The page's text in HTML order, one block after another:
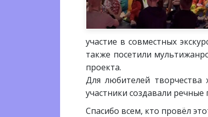
участие в совместных
также посетили
проекта.
Для любителей творчества
участники создавали
Спасибо всем, кто провёл